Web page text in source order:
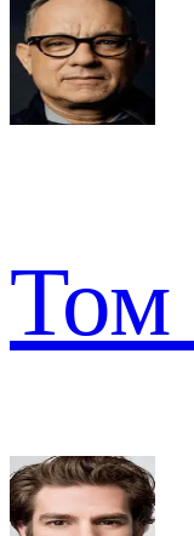
Том